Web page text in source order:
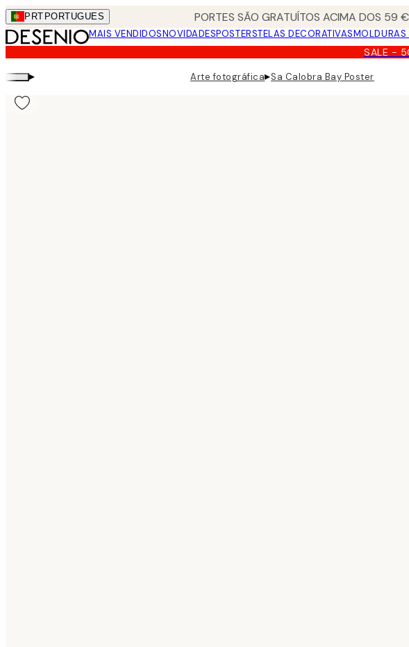
Skip
to
main
content.
PRT PORTUGUES PORTES SÃO GRATUÍTOS ACIMA DOS 59
MAIS VENDIDOSNOVIDADESPOSTERSTELAS DECORATIVASMOLDURAS
SALE -
▸ Arte fotográfica▸Sa Calobra Bay Poster